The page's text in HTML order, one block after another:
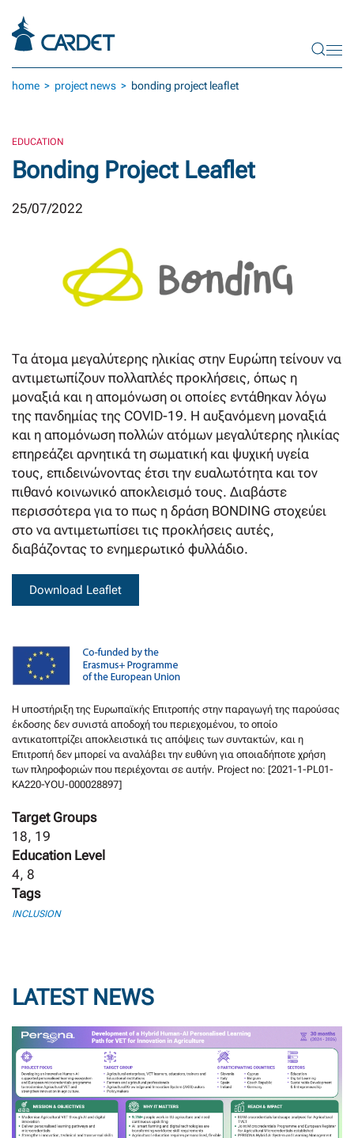
Skip to main content
home project news bonding project leaflet
EDUCATION
Bonding Project Leaflet
25/07/2022
Τα άτομα μεγαλύτερης ηλικίας στην Ευρώπη τείνουν να
αντιμετωπίζουν πολλαπλές προκλήσεις, όπως η
μοναξιά και η απομόνωση οι οποίες εντάθηκαν λόγω
της πανδημίας της COVID-19. Η αυξανόμενη μοναξιά
και η απομόνωση πολλών ατόμων μεγαλύτερης ηλικίας
επηρεάζει αρνητικά τη σωματική και ψυχική υγεία
τους, επιδεινώνοντας έτσι την ευαλωτότητα και τον
πιθανό κοινωνικό αποκλεισμό τους. Διαβάστε
περισσότερα για το πως η δράση BONDING στοχεύει
στο να αντιμετωπίσει τις προκλήσεις αυτές,
διαβάζοντας το ενημερωτικό φυλλάδιο.
Download Leaflet
Η υποστήριξη της Ευρωπαϊκής Επιτροπής στην παραγωγή της παρούσας
έκδοσης δεν συνιστά αποδοχή του περιεχομένου, το οποίο
αντικατοπτρίζει αποκλειστικά τις απόψεις των συντακτών, και η
Επιτροπή δεν μπορεί να αναλάβει την ευθύνη για οποιαδήποτε χρήση
των πληροφοριών που περιέχονται σε αυτήν. Project no: [2021-1-PL01-
KA220-YOU-000028897]
Target Groups
18, 19
Education Level
4, 8
Tags
INCLUSION
LATEST NEWS